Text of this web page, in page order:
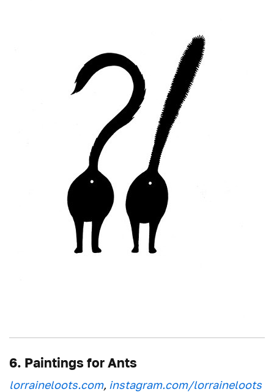
6. Paintings for Ants
lorraineloots.com, instagram.com/lorraineloots